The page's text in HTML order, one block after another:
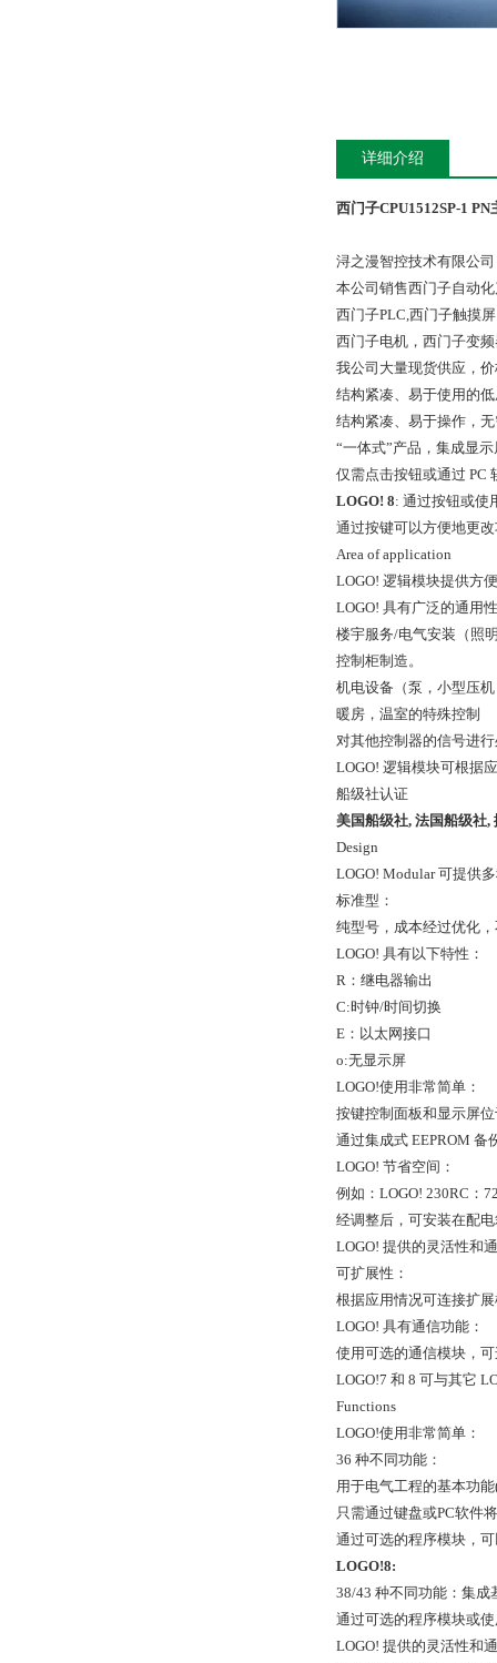
详细介绍
西门子CPU1512SP-1 PN
浔之漫智控技术有限公
本公司销售西门子自动
西门子PLC,西门子触摸
西门子电机，西门子变
我公司大量现货供应，
结构紧凑、易于使用的
结构紧凑、易于操作，
“一体式”产品，集成显
仅需点击按钮或通过 PC
LOGO! 8: 通过按钮或使
通过按键可以方便地更
Area of application
LOGO! 逻辑模块提供方
LOGO! 具有广泛的通用
楼宇服务/电气安装（照
控制柜制造。
机电设备（泵，小型压
暖房，温室的特殊控制
对其他控制器的信号进
LOGO! 逻辑模块可根据
船级社认证
美国船级社, 法国船级社,
Design
LOGO! Modular 可提供
标准型：
纯型号，成本经过优化
LOGO! 具有以下特性：
R：继电器输出
C:时钟/时间切换
E：以太网接口
o:无显示屏
LOGO!使用非常简单：
按键控制面板和显示屏
通过集成式 EEPROM
LOGO! 节省空间：
例如：LOGO! 230RC：
经调整后，可安装在配
LOGO! 提供的灵活性和
可扩展性：
根据应用情况可连接扩
LOGO! 具有通信功能：
使用可选的通信模块，
LOGO!7 和 8 可与其它
Functions
LOGO!使用非常简单：
36 种不同功能：
用于电气工程的基本功
只需通过键盘或PC软件
通过可选的程序模块，
LOGO!8:
38/43 种不同功能：集成
通过可选的程序模块或
LOGO! 提供的灵活性和